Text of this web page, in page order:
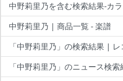
中野莉里乃を含む検索結果-カ
中野莉里乃 | 商品一覧 - 楽譜
「中野莉里乃」の検索結果 | レ
「中野莉里乃」のニュース検